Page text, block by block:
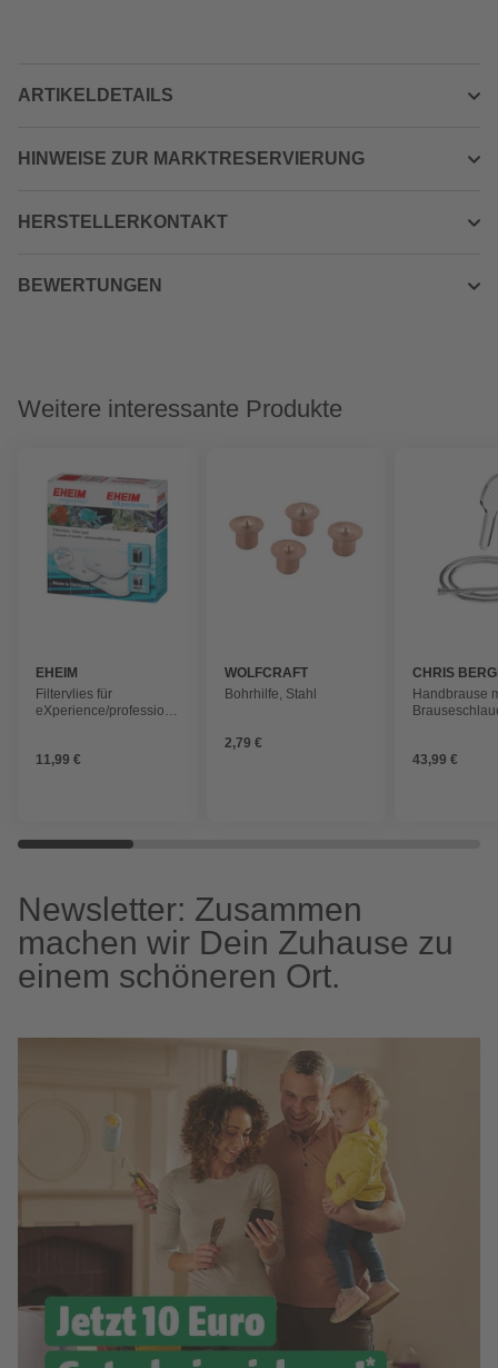
ARTIKELDETAILS
HINWEISE ZUR MARKTRESERVIERUNG
HERSTELLERKONTAKT
BEWERTUNGEN
Weitere interessante Produkte
EHEIM
Filtervlies für
eXperience/professionel
11,99 €
WOLFCRAFT
Bohrhilfe, Stahl
2,79 €
CHRIS
Handbrause
43,99 €
Newsletter: Zusammen
machen wir Dein Zuhause zu
einem schöneren Ort.